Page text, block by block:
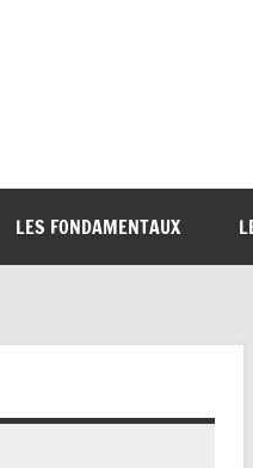
LES FONDAMENTAUX